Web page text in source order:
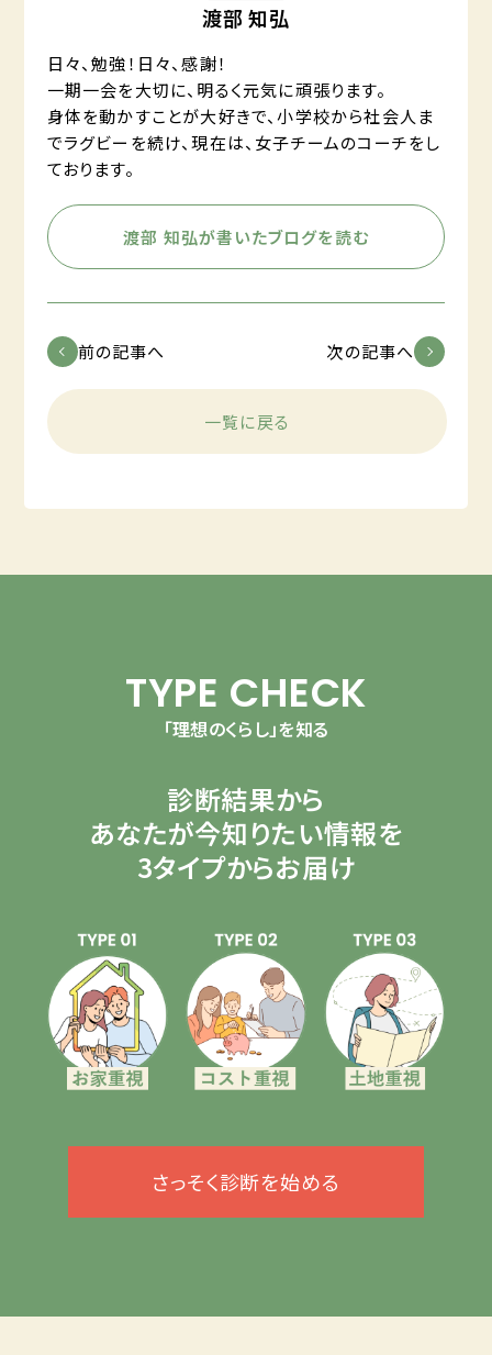
渡部 知弘
日々、勉強！日々、感謝！
一期一会を大切に、明るく元気に頑張ります。
身体を動かすことが大好きで、小学校から社会人ま
でラグビーを続け、現在は、女子チームのコーチをし
ております。
渡部 知弘が書いたブログを読む
前の記事へ 次の記事へ
一覧に戻る
TYPE CHECK
「理想のくらし」を知る
診断結果から
あなたが今知りたい情報を
3タイプからお届け
さっそく診断を始める